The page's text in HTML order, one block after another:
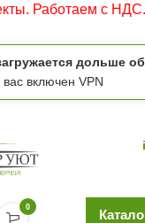
дольше
включен VPN
с НДС. Заявки
0